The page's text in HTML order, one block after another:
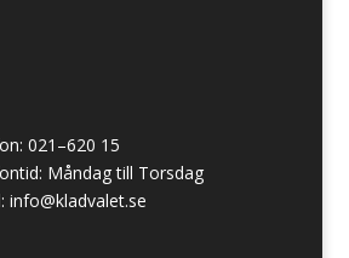
021–620 15
Måndag till Torsdag
info@kladvalet.se